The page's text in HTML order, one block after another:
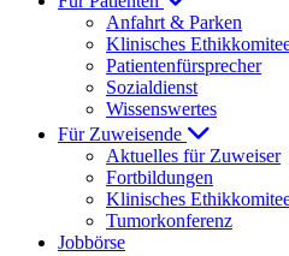
Anfahrt & Parken
Klinisches
Patientenfürsprecher
Sozialdienst
Wissenswertes
Für Zuweisende
Aktuelles für Zuweiser
Fortbildungen
Klinisches
Tumorkonferenz
Jobbörse